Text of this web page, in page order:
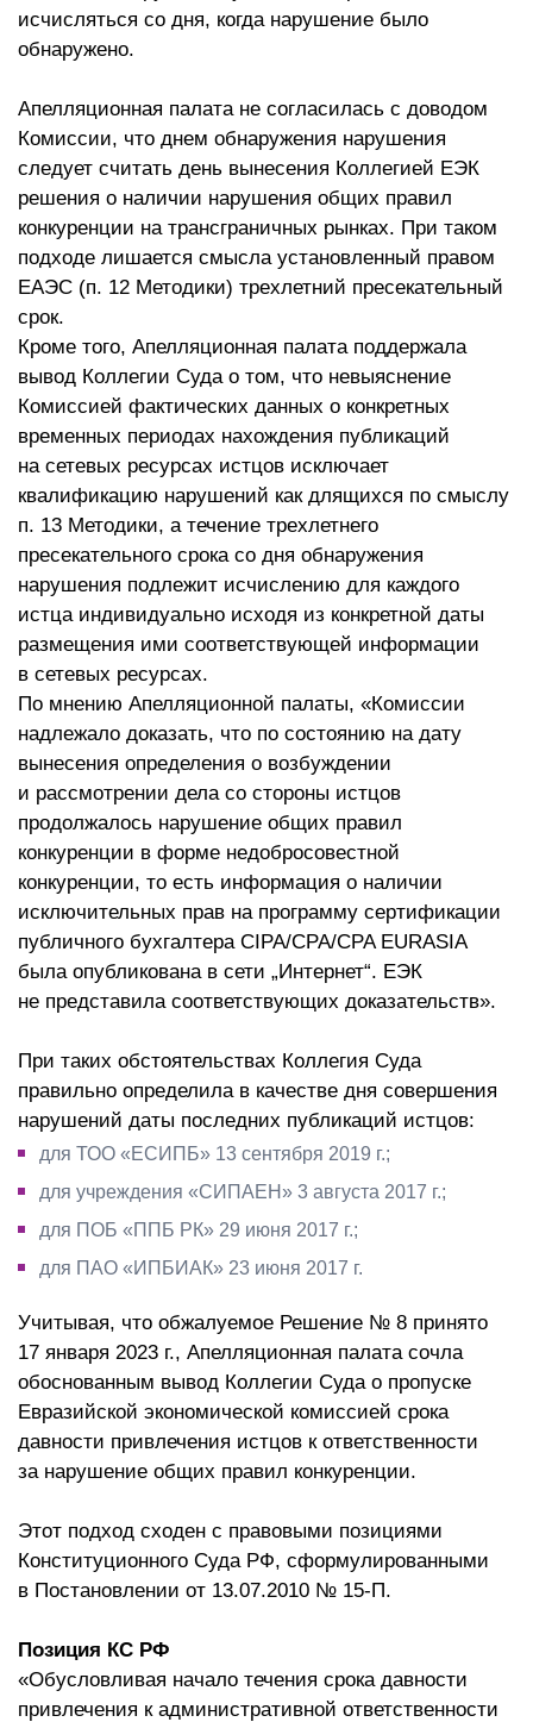
исчисляться со дня, когда нарушение было
обнаружено.
Апелляционная палата не согласилась с доводом
Комиссии, что днем обнаружения нарушения
следует считать день вынесения Коллегией ЕЭК
решения о наличии нарушения общих правил
конкуренции на трансграничных рынках. При таком
подходе лишается смысла установленный правом
ЕАЭС (п. 12 Методики) трехлетний пресекательный
срок.
Кроме того, Апелляционная палата поддержала
вывод Коллегии Суда о том, что невыяснение
Комиссией фактических данных о конкретных
временных периодах нахождения публикаций
на сетевых ресурсах истцов исключает
квалификацию нарушений как длящихся по смыслу
п. 13 Методики, а течение трехлетнего
пресекательного срока со дня обнаружения
нарушения подлежит исчислению для каждого
истца индивидуально исходя из конкретной даты
размещения ими соответствующей информации
в сетевых ресурсах.
По мнению Апелляционной палаты, «Комиссии
надлежало доказать, что по состоянию на дату
вынесения определения о возбуждении
и рассмотрении дела со стороны истцов
продолжалось нарушение общих правил
конкуренции в форме недобросовестной
конкуренции, то есть информация о наличии
исключительных прав на программу сертификации
публичного бухгалтера CIPA/CPA/CPA EURASIA
была опубликована в сети „Интернет“. ЕЭК
не представила соответствующих доказательств».
При таких обстоятельствах Коллегия Суда
правильно определила в качестве дня совершения
нарушений даты последних публикаций истцов:
для ТОО «ЕСИПБ» 13 сентября 2019 г.;
для учреждения «СИПАЕН» 3 августа 2017 г.;
для ПОБ «ППБ РК» 29 июня 2017 г.;
для ПАО «ИПБИАК» 23 июня 2017 г.
Учитывая, что обжалуемое Решение № 8 принято
17 января 2023 г., Апелляционная палата сочла
обоснованным вывод Коллегии Суда о пропуске
Евразийской экономической комиссией срока
давности привлечения истцов к ответственности
за нарушение общих правил конкуренции.
Этот подход сходен с правовыми позициями
Конституционного Суда РФ, сформулированными
в Постановлении от 13.07.2010 № 15-П.
Позиция КС РФ
«Обусловливая начало течения срока давности
привлечения к административной ответственности